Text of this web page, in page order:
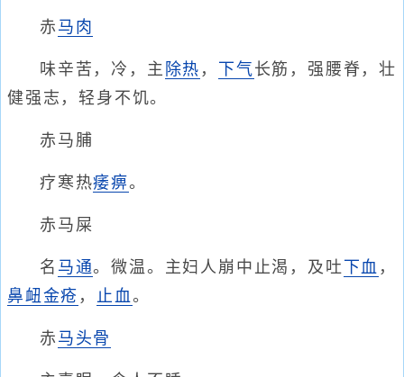
赤 马肉
味辛苦，冷，主 除热 ， 下气长筋，强腰脊，壮
健强志，轻身不饥。
赤马脯
疗寒热痿痹。
赤马屎
名 马通。微温。主妇人崩中止渴，及吐 下血 ，
鼻衄 金疮 ， 止血。
赤 马头骨